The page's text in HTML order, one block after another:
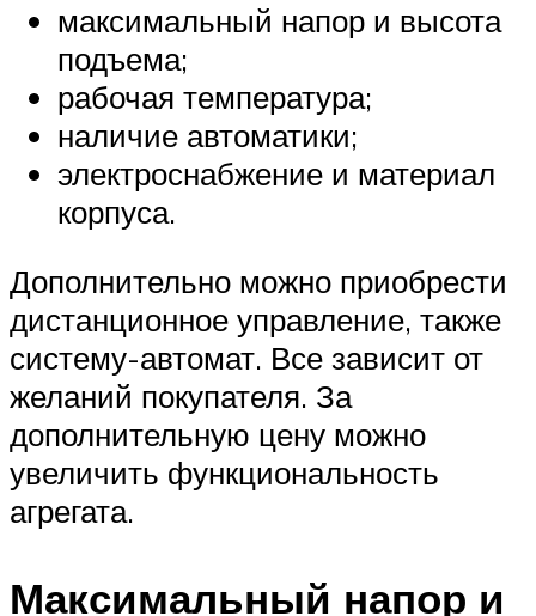
максимальный напор и высота
подъема;
рабочая температура;
наличие автоматики;
электроснабжение и материал
корпуса.
Дополнительно можно приобрести
дистанционное управление, также
систему-автомат. Все зависит от
желаний покупателя. За
дополнительную цену можно
увеличить функциональность
агрегата.
Максимальный напор и